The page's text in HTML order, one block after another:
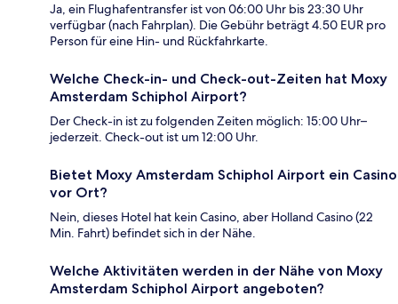
Ja, ein Flughafentransfer ist von 06:00 Uhr bis 23:30 Uhr
verfügbar (nach Fahrplan). Die Gebühr beträgt 4.50 EUR pro
Person für eine Hin- und Rückfahrkarte.
Welche Check-in- und Check-out-Zeiten hat Moxy
Amsterdam Schiphol Airport?
Der Check-in ist zu folgenden Zeiten möglich: 15:00 Uhr–
jederzeit. Check-out ist um 12:00 Uhr.
Bietet Moxy Amsterdam Schiphol Airport ein Casino
vor Ort?
Nein, dieses Hotel hat kein Casino, aber Holland Casino (22
Min. Fahrt) befindet sich in der Nähe.
Welche Aktivitäten werden in der Nähe von Moxy
Amsterdam Schiphol Airport angeboten?